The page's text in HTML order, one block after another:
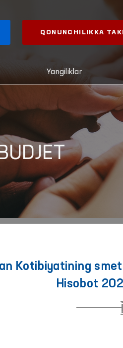
QONUNCHILIKKA
Yangiliklar
Kotibiyatining
Hisobot